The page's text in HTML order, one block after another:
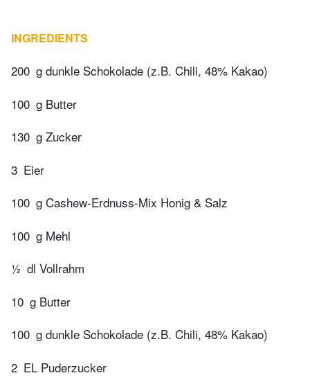
INGREDIENTS
200 g dunkle Schokolade (z.B. Chili, 48% Kakao)
100 g Butter
130 g Zucker
3 Eier
100 g Cashew-Erdnuss-Mix Honig & Salz
100 g Mehl
½ dl Vollrahm
10 g Butter
100 g dunkle Schokolade (z.B. Chili, 48% Kakao)
2 EL Puderzucker